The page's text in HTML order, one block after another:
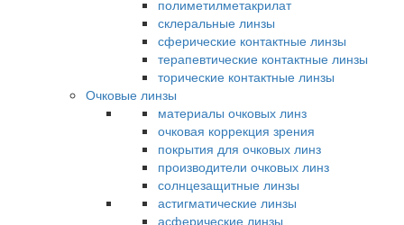
полиметилметакрилат
склеральные линзы
сферические контактные линзы
терапевтические контактные линзы
торические контактные линзы
Очковые линзы
материалы очковых линз
очковая коррекция зрения
покрытия для очковых линз
производители очковых линз
солнцезащитные линзы
астигматические линзы
асферические линзы